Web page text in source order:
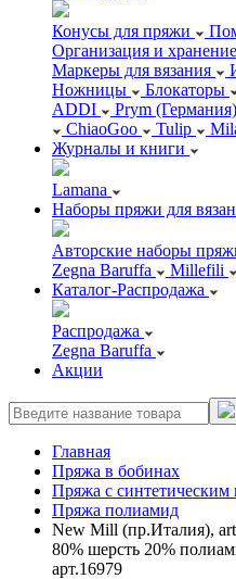
Конусы для пряжи
Организация и хранение
Маркеры для вязания
Ножницы
Блокаторы
ADDI
Prym (Германия)
ChiaoGoo
Tulip
Журналы и книги
Lamana
Наборы пряжи для
Авторские наборы
Zegna Baruffa
Millefili
Каталог-Распродажа
Распродажа
Zegna Baruffa
Акции
Главная
Пряжа в бобинах
Пряжа с синтетическим
Пряжа полиамид
New Mill (пр.Италия),
80% шерсть 20%
арт.16979